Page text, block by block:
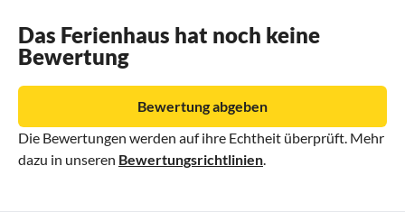
Das Ferienhaus hat noch keine
Bewertung
Die Bewertungen werden auf ihre Echtheit überprüft. Mehr
dazu in unseren Bewertungsrichtlinien
Bewertung abgeben